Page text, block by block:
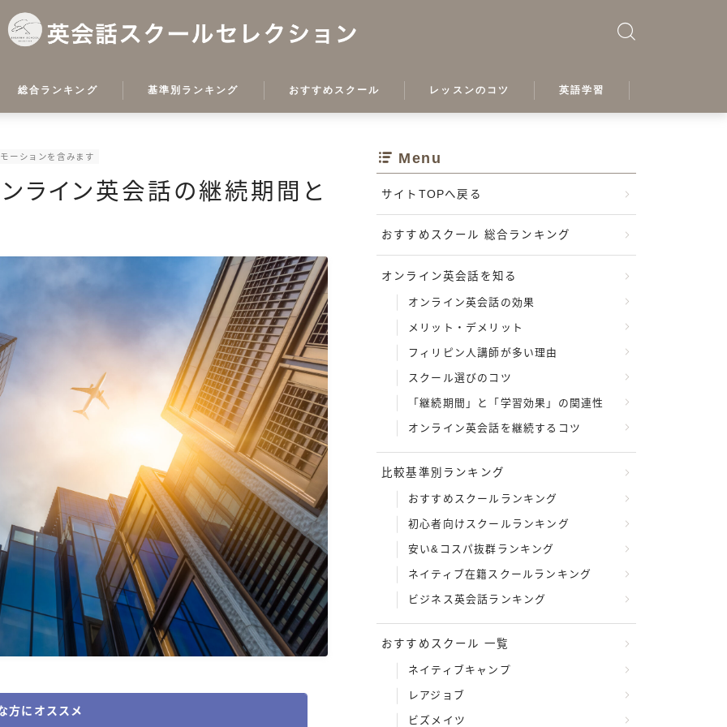
総合ランキング 基準別ランキング
安い&コスパ抜群のスクー
ルランキング
ビジネス英会話ランキング
おすすめスクール
ビズメイツ
ウェブリオ英会話
イングリッシュベル
桐原オンラインアカデミー
ワールドトーク
瞬間英作文アプリ スピフル
レッスンのコツ 英語学習
ーションを含みます
ンライン英会話の継続期間と
方にオススメ
Menu
サイトTOPへ戻る
おすすめスクール 総合ランキング
オンライン英会話を知る
オンライン英会話の効果
メリット・デメリット
フィリピン人講師が多い理由
スクール選びのコツ
「継続期間」と「学習効果」の関連性
オンライン英会話を継続するコツ
比較基準別ランキング
おすすめスクールランキング
初心者向けスクールランキング
安い&コスパ抜群ランキング
ネイティブ在籍スクールランキング
ビジネス英会話ランキング
おすすめスクール 一覧
ネイティブキャンプ
レアジョブ
ビズメイツ